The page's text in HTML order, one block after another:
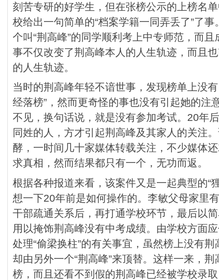
刻苦专研的好学生，但在张榜公示的上榜名
校给出一句简单的“档案学籍一同弄丢了”了
个叫“荆高峰”的同学顺利考上中专师范，而
事不仅改变了荆高峰本人的人生轨迹，而且
的人生轨迹。
当时的荆高峰年轻不谙世事，发现榜单上没
经落榜”，然而更奇怪的事也没有引起她的注
不见，换句话说，就是没有参加考试。20年
同姓的人，方才引起荆高峰及其家人的关注
酵，一时间几十家媒体转载关注，不少媒体
求真相，然而结果都只有一个，无功而返。
根据各种报道来看，该案件又是一起典型的“
想一下20年前是如何操作的。李敏父母家里
干部疏通关系后，再打通学校环节，最后以
用以掩饰荆高峰没有中考成绩。由学校方面
处理“偷梁换柱”的有关事宜，虽然榜上没有
却由另外一个“荆高峰”来顶替。这样一来，
榜，而且还看不到假的荆高峰已经被学校录